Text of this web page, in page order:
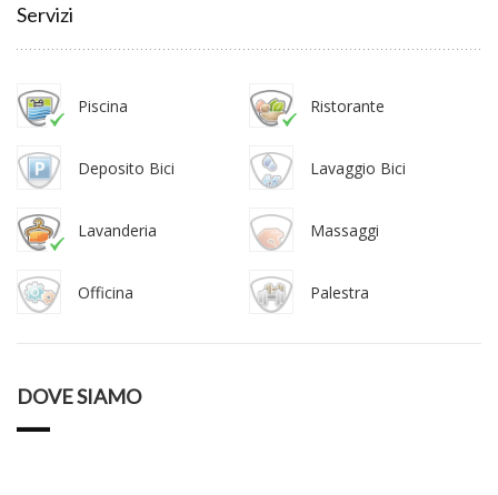
Servizi
Piscina Ristorante
Deposito Bici Lavaggio Bici
Lavanderia Massaggi
Officina Palestra
DOVE SIAMO